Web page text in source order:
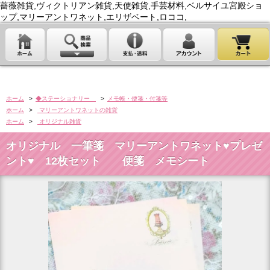
薔薇雑貨,ヴィクトリアン雑貨,天使雑貨,手芸材料,ベルサイユ宮殿ショ
ップ,マリーアントワネット,エリザベート,ロココ,
ホーム > ◆ステーショナリー >
メモ帳・便箋・付箋等
ホーム
>
マリーアントワネットの雑貨
ホーム
> オリジナル雑貨
オリジナル 一筆箋 マリーアントワネット♥プレゼ
ント♥ 12枚セット 便箋 メモシート